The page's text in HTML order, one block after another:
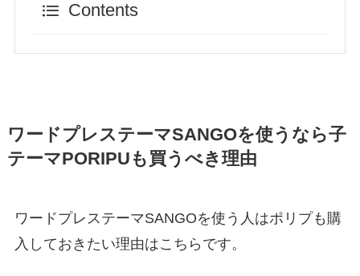
Contents
ワードプレステーマSANGOを使うなら子
テーマPORIPUも買うべき理由
ワードプレステーマSANGOを使う人はポリプも購
入しておきたい理由はこちらです。